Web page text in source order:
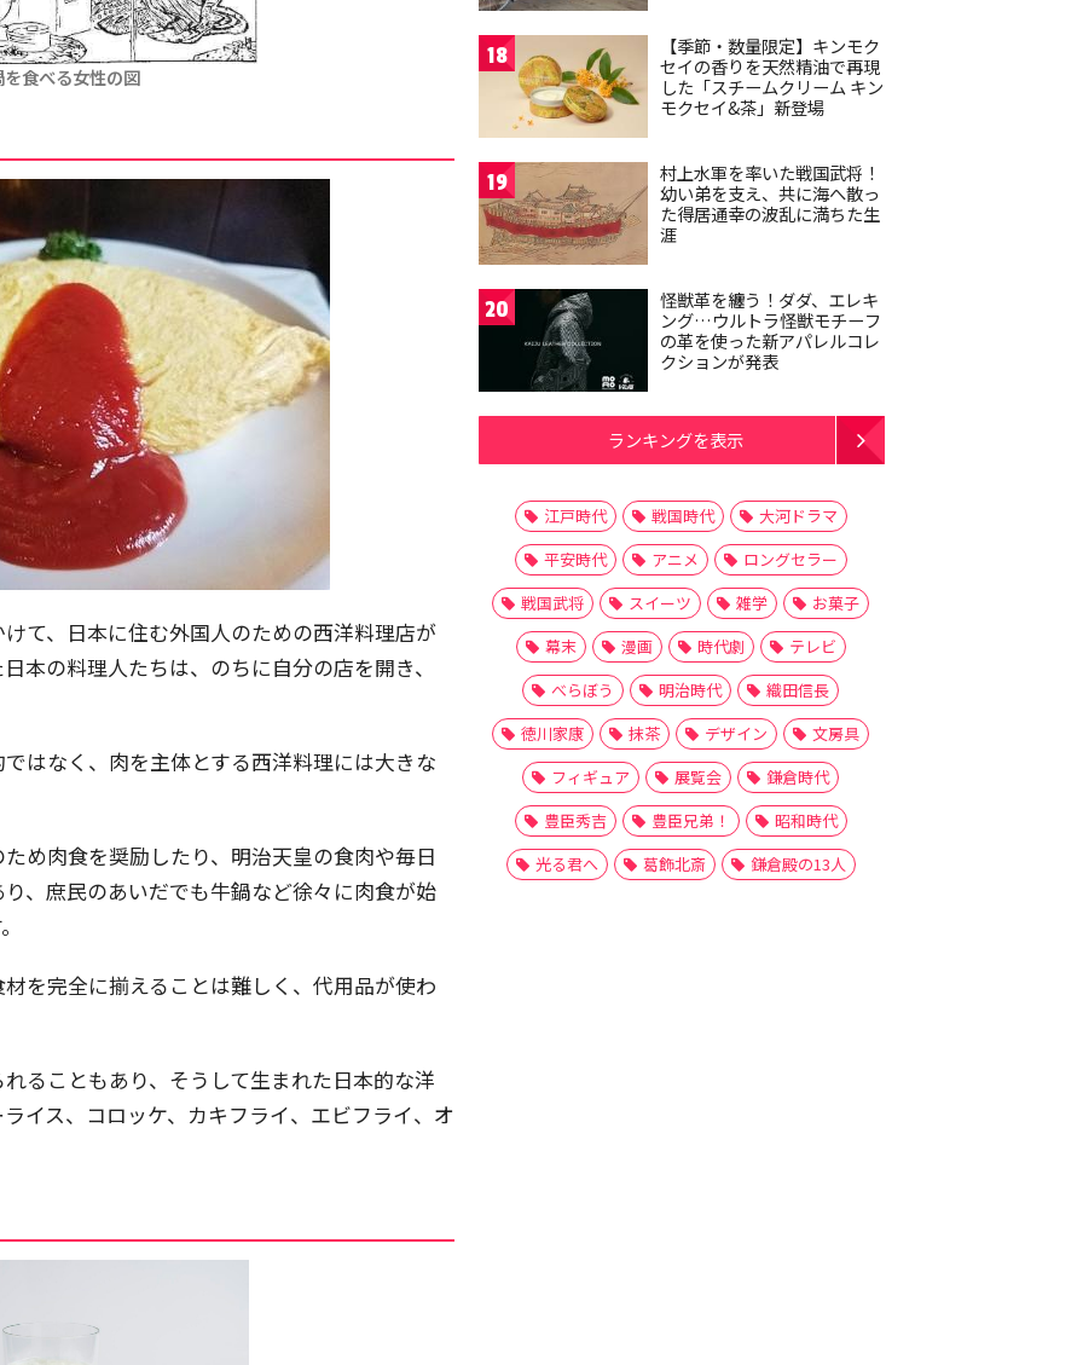
を食べる女性の図
て、日本に住む外国人のための西洋料理店が
本の料理人たちは、のちに自分の店を開き、
はなく、肉を主体とする西洋料理には大きな
め肉食を奨励したり、明治天皇の食肉や毎日
、庶民のあいだでも牛鍋など徐々に肉食が始
を完全に揃えることは難しく、代用品が使わ
ることもあり、そうして生まれた日本的な洋
イス、コロッケ、カキフライ、エビフライ、オ
18
【季節・数量限定】キンモク
セイの香りを天然精油で再現
した「スチームクリーム キン
モクセイ&茶」新登場
19
村上水軍を率いた戦国武将！
幼い弟を支え、共に海へ散っ
た得居通幸の波乱に満ちた生
涯
20
怪獣革を纏う！ダダ、エレキ
ング…ウルトラ怪獣モチーフ
の革を使った新アパレルコレ
クションが発表
ランキングを表示
江戸時代 戦国時代
大河ドラマ
平安時代
アニメ
ロングセラー
戦国武将
スイーツ 雑学
お菓子
幕末
漫画 時代劇
テレビ
べらぼう
明治時代
織田信長
徳川家康
抹茶 デザイン
文房具
フィギュア
展覧会
鎌倉時代
豊臣秀吉
豊臣兄弟！
昭和時代
光る君へ
葛飾北斎 鎌倉殿の13人